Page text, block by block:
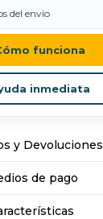
del envío
funciona
inmediata
y Devoluciones
de pago